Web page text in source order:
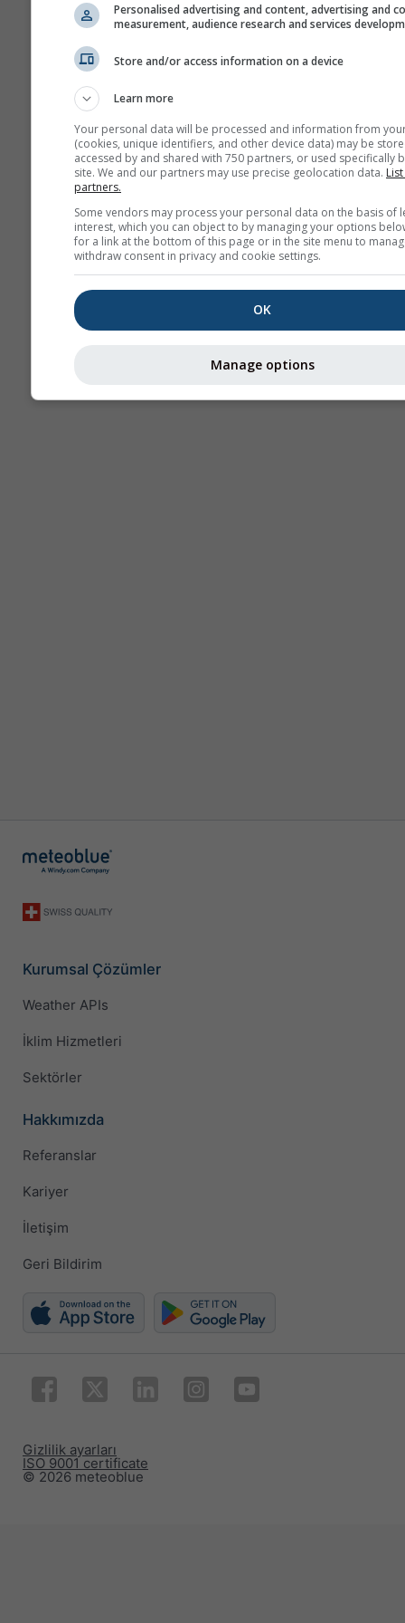
Daha fazla hava durumu
Hava Durumu
Kurumsal Çözümler
Weather APIs
İklim Hizmetleri
Sektörler
Hakkımızda
Referanslar
Kariyer
İletişim
Geri Bildirim
© 2026 meteoblue
ISO 9001 certificate
Gizlilik ayarları
Personalised advertising and content, advertising and
measurement, audience research and services
Store and/or access information on a device
Learn more
Your personal data will be processed and information from
(cookies, unique identifiers, and other device data) may be
accessed by and shared with 750 partners, or used specifically
site. We and our partners may use precise geolocation data.
partners.
Some vendors may process your personal data on the basis of
interest, which you can object to by managing your options
for a link at the bottom of this page or in the site menu to
withdraw consent in privacy and cookie settings.
OK
Manage options